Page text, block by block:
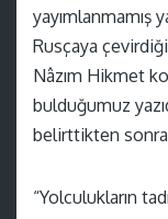
yayımlanmamış
Rusçaya
Nâzım Hikmet
bulduğumuz
belirttikten
“Yolculukların